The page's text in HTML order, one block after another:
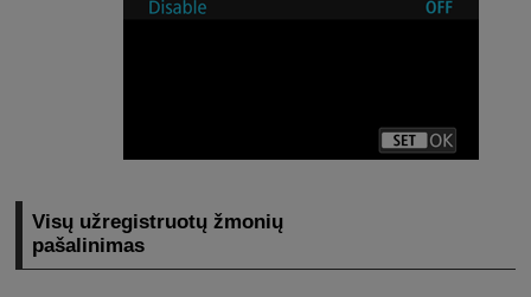
Visų užregistruotų žmonių
pašalinimas